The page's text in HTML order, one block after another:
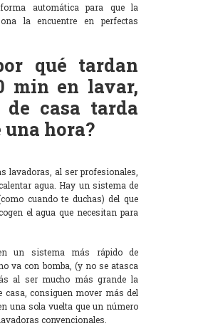
automática para que la
la encuentre en perfectas
qué tardan
min en lavar,
casa tarda
una hora?
lavadoras, al ser profesionales,
agua. Hay un sistema de
cuando te duchas) del que
el agua que necesitan para
un sistema más rápido de
va con bomba, (y no se atasca
al ser mucho más grande la
casa, consiguen mover más del
una sola vuelta que un número
convencionales.